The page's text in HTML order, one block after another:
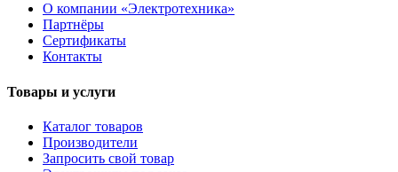
О компании «Электротехника»
Партнёры
Сертификаты
Контакты
Товары и услуги
Каталог товаров
Производители
Запросить свой товар